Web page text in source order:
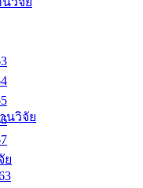
นวิจัย
ย